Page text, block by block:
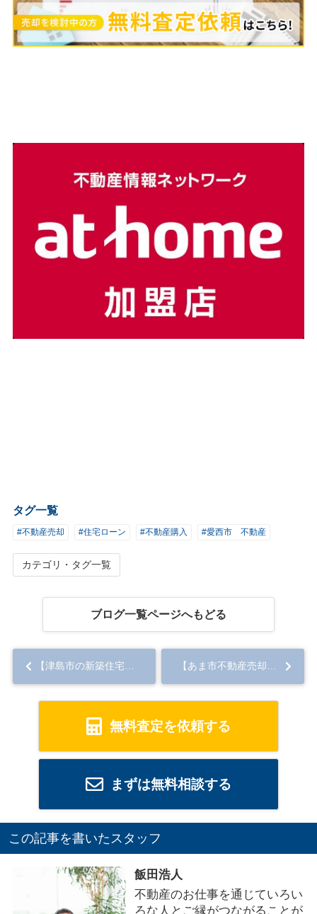
タグ一覧
#不動産売却 #住宅ローン #不動産購入 #愛西市 不動産
カテゴリ・タグ一覧
ブログ一覧ページへもどる
【津島市の新築住宅】 夜景♪津島市鹿伏兎町 4号棟... 【あま市不動産売却】空き家対策となる家族信託とは？制度の内容やメリットについて解説...
無料査定を依頼する
まずは無料相談する
この記事を書いたスタッフ
飯田浩人
不動産のお仕事を通じていろい
ろな人とご縁がつながることが